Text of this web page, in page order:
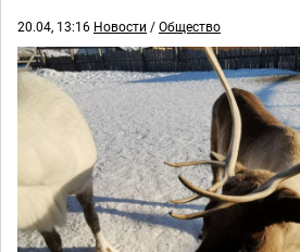
20.04, 13:16 Новости /Общество